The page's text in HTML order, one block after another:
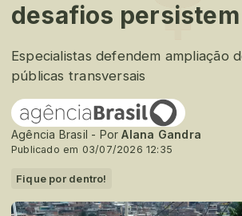
desafios persistem
Especialistas defendem ampliação
públicas transversais
Agência Brasil - PorAlana Gandra
Publicado em 03/07/2026 12:35
Fique por dentro!